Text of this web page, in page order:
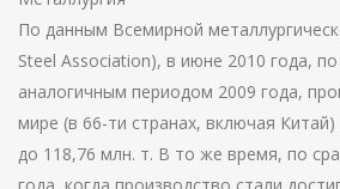
По данным Всемирной
Steel Association), в июне 2010 года,
аналогичным периодом 2009 года,
мире (в 66-ти странах, включая Китай)
до 118,76 млн. т. В то же время, по